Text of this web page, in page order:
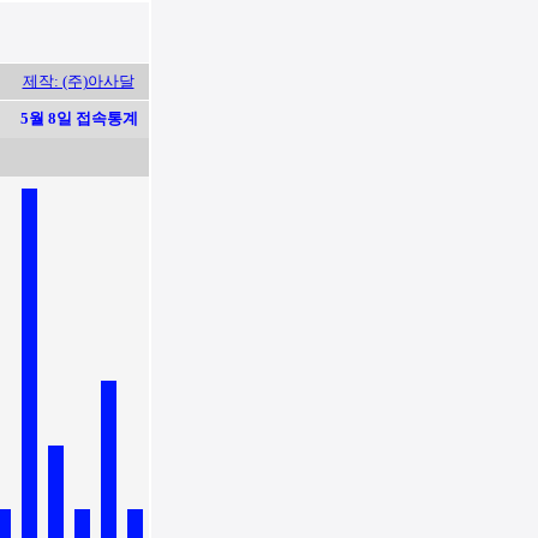
제작: (주)아사달
5월 8일 접속통계